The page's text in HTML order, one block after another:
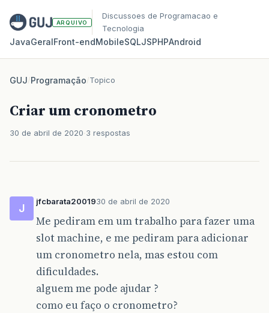
ARQUIVO
Discussoes de Programacao e
Tecnologia
JavaGeralFront‑endMobileSQLJSPHPAndroid
GUJ/Programação/Topico
Criar um cronometro
30 de abril de 2020 3 respostas
J
jfcbarata2001930 de abril de 2020
Me pediram em um trabalho para fazer uma
slot machine, e me pediram para adicionar
um cronometro nela, mas estou com
dificuldades.
alguem me pode ajudar ?
como eu faço o cronometro?